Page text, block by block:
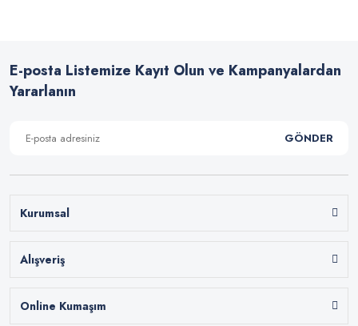
E-posta Listemize Kayıt Olun ve Kampanyalardan
Yararlanın
GÖNDER
Kurumsal
Alışveriş
Online Kumaşım